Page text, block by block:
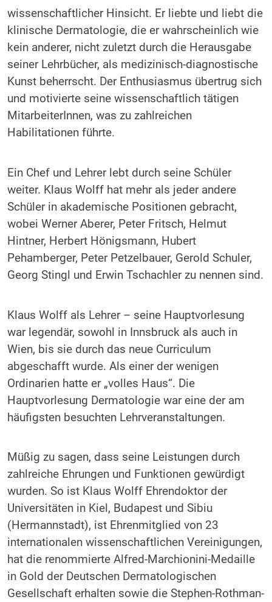
wissenschaftlicher Hinsicht. Er liebte und liebt die
klinische Dermatologie, die er wahrscheinlich wie
kein anderer, nicht zuletzt durch die Herausgabe
seiner Lehrbücher, als medizinisch-diagnostische
Kunst beherrscht. Der Enthusiasmus übertrug sich
und motivierte seine wissenschaftlich tätigen
MitarbeiterInnen, was zu zahlreichen
Habilitationen führte.
Ein Chef und Lehrer lebt durch seine Schüler
weiter. Klaus Wolff hat mehr als jeder andere
Schüler in akademische Positionen gebracht,
wobei Werner Aberer, Peter Fritsch, Helmut
Hintner, Herbert Hönigsmann, Hubert
Pehamberger, Peter Petzelbauer, Gerold Schuler,
Georg Stingl und Erwin Tschachler zu nennen sind.
Klaus Wolff als Lehrer – seine Hauptvorlesung
war legendär, sowohl in Innsbruck als auch in
Wien, bis sie durch das neue Curriculum
abgeschafft wurde. Als einer der wenigen
Ordinarien hatte er „volles Haus“. Die
Hauptvorlesung Dermatologie war eine der am
häufigsten besuchten Lehrveranstaltungen.
Müßig zu sagen, dass seine Leistungen durch
zahlreiche Ehrungen und Funktionen gewürdigt
wurden. So ist Klaus Wolff Ehrendoktor der
Universitäten in Kiel, Budapest und Sibiu
(Hermannstadt), ist Ehrenmitglied von 23
internationalen wissenschaftlichen Vereinigungen,
hat die renommierte Alfred-Marchionini-Medaille
in Gold der Deutschen Dermatologischen
Gesellschaft erhalten sowie die Stephen-Rothman-